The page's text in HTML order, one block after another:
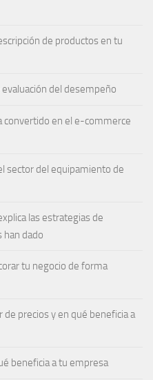
de productos en tu
del desempeño
convertido en el e-commerce
sector del equipamiento de
las estrategias de
dado
tu negocio de forma
precios y en qué beneficia a
beneficia a tu empresa